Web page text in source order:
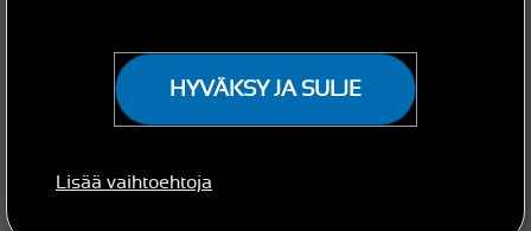
HYVÄKSY JA SULJE
Lisää vaihtoehtoja
PÄIVITYKSET JA TUKI
GENEVO-tutkanpaljastimien päivitykset ja tuki.